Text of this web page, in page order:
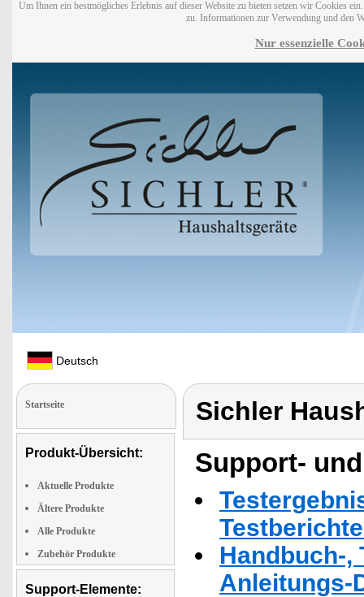
Um Ihnen ein bestmögliches Erlebnis auf dieser Website zu bieten setzen wir Cookies
zu. Informationen zur Verwendung und den
Nur essenzielle
Deutsch
Startseite
Produkt-Übersicht:
Aktuelle Produkte
Ältere Produkte
Alle Produkte
Zubehör Produkte
Support-Elemente:
Sichler
Support-
Handbuch-,
Anleitungs-